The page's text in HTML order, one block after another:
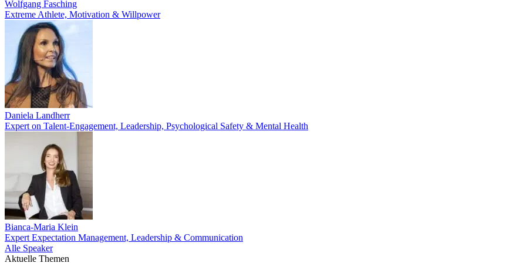
Wolfgang Fasching
Extreme Athlete, Motivation & Willpower
Daniela Landherr
Expert on Talent-Engagement, Leadership, Psychological Safety & Mental Health
Bianca-Maria Klein
Expert Expectation Management, Leadership & Communication
Alle Speaker
Aktuelle Themen